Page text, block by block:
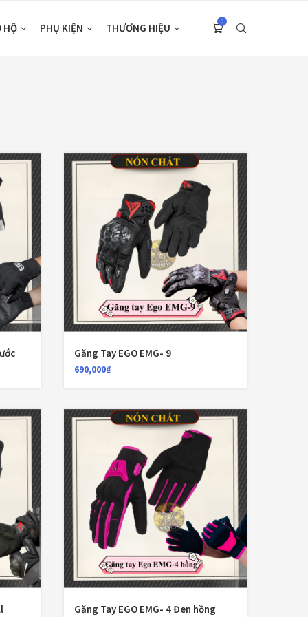
HỘ PHỤ KIỆN THƯƠNG HIỆU
0
Nón Ego E24
Xám Titan
980,000
Áo giáp LS2
Garda Air Man
2,890,000
Nón Ls2 OF606
Drifter đen xanh
3,900,000
Áo Giáp (33)
(7)
ÁO QUẦN GIÁP (48)
Balo - Túi đeo (21)
BULLDOG (47)
Dưỡng sên (5)
Đệm lót yên xe (3)
EGO
Găng cụt ngón (6)
Găng dài ngón (20)
GĂNG TAY (28)
Giá đỡ điện thoại (6)
GIÁP BẢO HỘ (50)
Giáp tay chân (1)
Găng Tay EGO EMG- 9
690,000₫
Găng Tay EGO EMG- 4 Đen hồng